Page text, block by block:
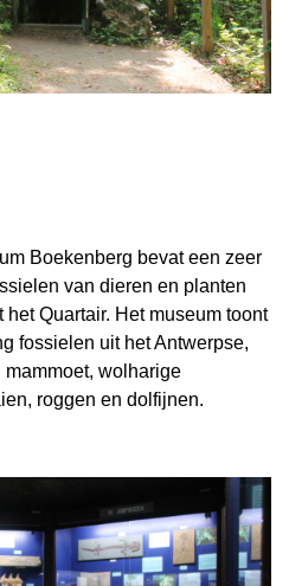
Boekenberg bevat een zeer
van dieren en planten
het Quartair. Het museum toont
fossielen uit het Antwerpse,
wolharige
roggen en dolfijnen.